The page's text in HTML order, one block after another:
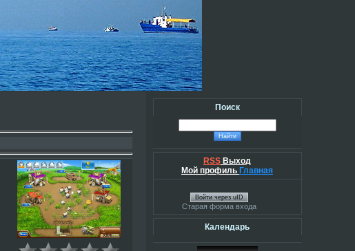
Поиск
RSS Выход
Мой профиль Главная
Войти через uID
Старая форма входа
Календарь